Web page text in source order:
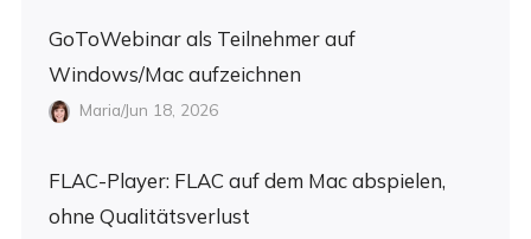
GoToWebinar als Teilnehmer auf
Windows/Mac aufzeichnen
Maria/Jun 18, 2026
FLAC-Player: FLAC auf dem Mac abspielen,
ohne Qualitätsverlust